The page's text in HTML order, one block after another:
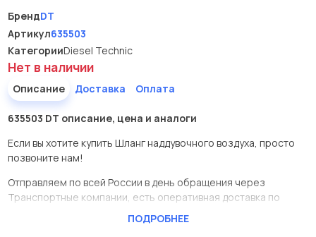
БрендDT
Артикул635503
КатегорииDiesel Technic
Нет в наличии
Описание Доставка Оплата
635503 DT описание, цена и аналоги
Если вы хотите купить Шланг наддувочного воздуха, просто
позвоните нам!
Отправляем по всей России в день обращения через
Транспортные компании, есть оперативная доставка по
ПОДРОБНЕЕ